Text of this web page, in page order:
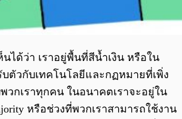
นได้ว่า เราอยู่พื้นที่สีน้ำเงิน หรือใน
ตัวกับเทคโนโลยีและกฏหมายที่เพิ่ง
วกเราทุกคน ในอนาคตเราจะอยู่ใน
หรือช่วงที่พวกเราสามารถใช้งาน